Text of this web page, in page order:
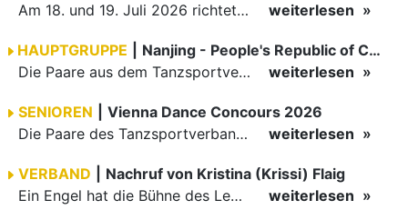
Am 18. und 19. Juli 2026 richtete die Tanzsportabteilung (TSA) der TSG 1862 Weinheim das Abschlussturnier der diesjährigen TBW-Trophy-Serie aus. Zum traditionellen Saisonfinale kamen rund 400 Starts über…
weiterlesen
HAUPTGRUPPE
Nanjing - People's Republic of China
Die Paare aus dem Tanzsportverband Baden-Württemberg (TBW) haben beim hochklassig besetzten WDSF GrandSlam im chinesischen Nanjing wieder einmal auf internationalem Top-Niveau geglänzt. Das…
weiterlesen
SENIOREN
Vienna Dance Concours 2026
Die Paare des Tanzsportverbandes Baden-Württemberg (TBW) glänzten auf dem internationalen Parkett des Vienna Dance Concourse 2026 im Wiener Rathaus mit hervorragenden Platzierungen Ergebnisse unter: …
weiterlesen
VERBAND
Nachruf von Kristina (Krissi) Flaig
Ein Engel hat die Bühne des Lebens verlassen. Viel zu früh, plötzlich und für uns alle unfassbar, wurde unsere geliebte Kristina (Krissi) Flaig im Alter von 36 Jahren aus dem Leben gerissen. Das Tanzen…
weiterlesen